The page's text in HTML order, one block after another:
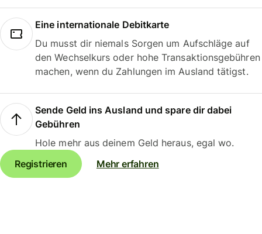
Eine internationale Debitkarte
Du musst dir niemals Sorgen um Aufschläge auf
den Wechselkurs oder hohe Transaktionsgebühren
machen, wenn du Zahlungen im Ausland tätigst.
Sende Geld ins Ausland und spare dir dabei
Gebühren
Hole mehr aus deinem Geld heraus, egal wo.
Registrieren
Mehr erfahren